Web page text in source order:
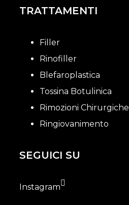
TRATTAMENTI
Filler
Rinofiller
Blefaroplastica
Tossina Botulinica
Rimozioni Chirurgiche
Ringiovanimento
SEGUICI SU
Instagram